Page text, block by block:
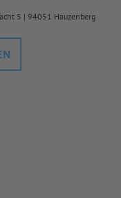
5 | 94051 Hauzenberg